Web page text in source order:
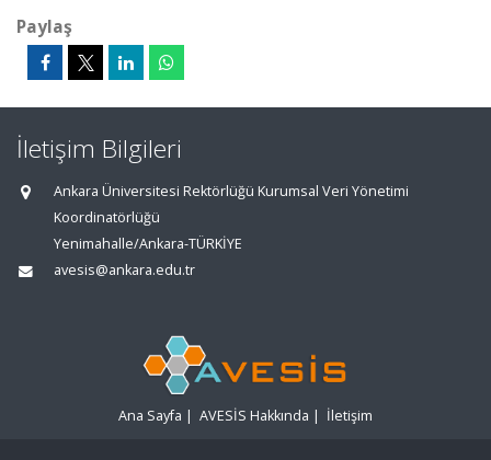
Paylaş
İletişim Bilgileri
Ankara Üniversitesi Rektörlüğü Kurumsal Veri Yönetimi
Koordinatörlüğü
Yenimahalle/Ankara-TÜRKİYE
avesis@ankara.edu.tr
Ana Sayfa | AVESİS Hakkında | İletişim